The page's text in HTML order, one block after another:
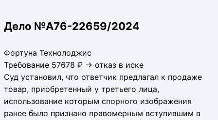
Дело №А76-22659/2024
Фортуна Технолоджис
Требование 57678 ₽ → отказ в иске
Суд установил, что ответчик предлагал к продаже
товар, приобретенный у третьего лица,
использование которым спорного изображения
ранее было признано правомерным вступившим в